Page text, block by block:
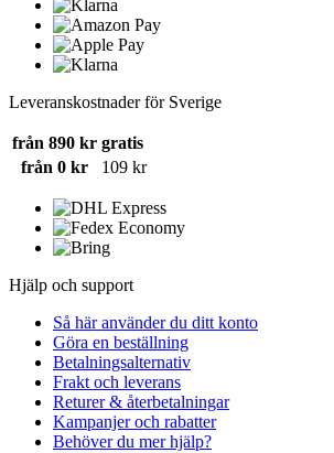
Leveranskostnader för Sverige
från 890 kr gratis
från 0 kr
109 kr
Hjälp och support
Så här använder du ditt konto
Göra en beställning
Betalningsalternativ
Frakt och leverans
Returer & återbetalningar
Kampanjer och rabatter
Behöver du mer hjälp?